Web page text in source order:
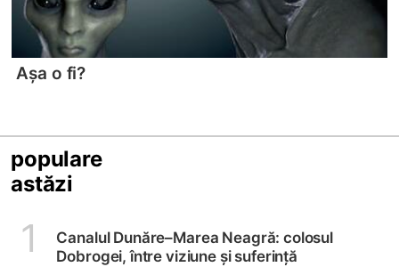
Așa o fi?
populare
astăzi
1
Canalul Dunăre–Marea Neagră: colosul
Dobrogei, între viziune și suferință